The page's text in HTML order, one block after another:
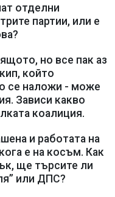
отделни
партии, или е
но все пак аз
който
се наложи - може
Зависи какво
коалиция.
и работата на
е на косъм. Как
ще търсите ли
или ДПС?